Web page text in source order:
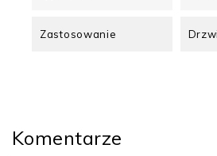
Zastosowanie Drzwi
Komentarze